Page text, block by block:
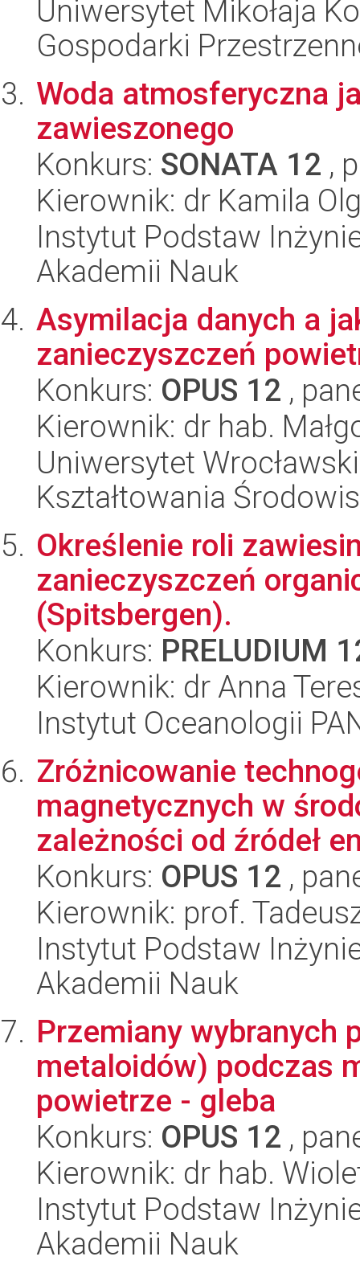
Uniwersytet Mikołaja
Gospodarki
Woda atmosferyczna
zawieszonego
Konkurs: SONATA 12 ,
Kierownik: dr Kamila
Instytut Podstaw
Akademii Nauk
Asymilacja danych a
zanieczyszczeń
Konkurs: OPUS 12 ,
Kierownik: dr hab.
Uniwersytet
Kształtowania
Określenie roli
zanieczyszczeń
(Spitsbergen).
Konkurs: PRELUDIUM
Kierownik: dr Anna
Instytut Oceanologii
Zróżnicowanie
magnetycznych w
zależności od źródeł
Konkurs: OPUS 12 ,
Kierownik: prof.
Instytut Podstaw
Akademii Nauk
Przemiany wybranych
metaloidów) podczas
powietrze - gleba
Konkurs: OPUS 12 ,
Kierownik: dr hab.
Instytut Podstaw
Akademii Nauk